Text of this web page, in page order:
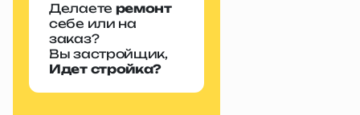
Делаете ремонт
себе или на
заказ?
Вы застройщик,
Идет стройка?